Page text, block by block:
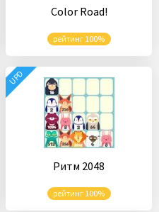
Color Road!
рейтинг 100%
Ритм 2048
рейтинг 100%
UPD